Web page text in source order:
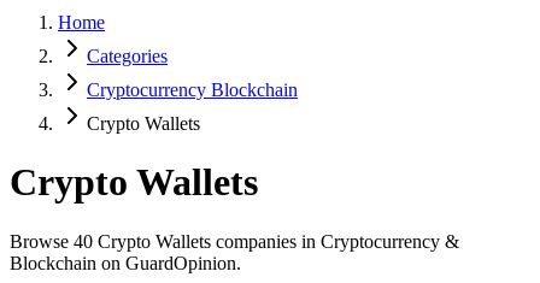
Home
Categories
Cryptocurrency Blockchain
Crypto Wallets
Crypto Wallets
Browse 40 Crypto Wallets companies in Cryptocurrency &
Blockchain on GuardOpinion.